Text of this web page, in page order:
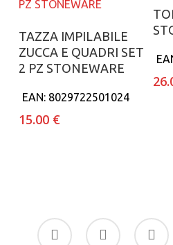
Aggiungi al carrello
TAZZA IMPILABILE
ZUCCA E QUADRI SET
2 PZ STONEWARE
EAN: 8029722501024
15.00 €
facebook
google-
plus
instagram